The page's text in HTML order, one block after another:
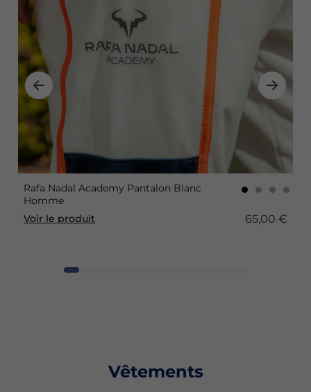
Rafa Nadal Academy Pantalon Blanc
Homme
Voir le produit
65,00 €
Vêtements